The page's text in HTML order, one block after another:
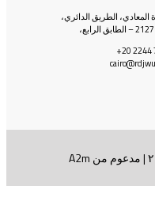
المعادي، الطريق الدائري،
‎+‎‎20 2244